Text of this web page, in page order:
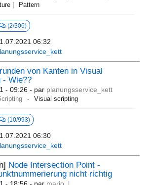
Pattern
(2/306)
06:32
von Kanten in Visual
- Wie??
- 09:26 - par planungsservice_kett
Visual scripting
(10/993)
06:30
Node Intersection Point -
nicht richtig